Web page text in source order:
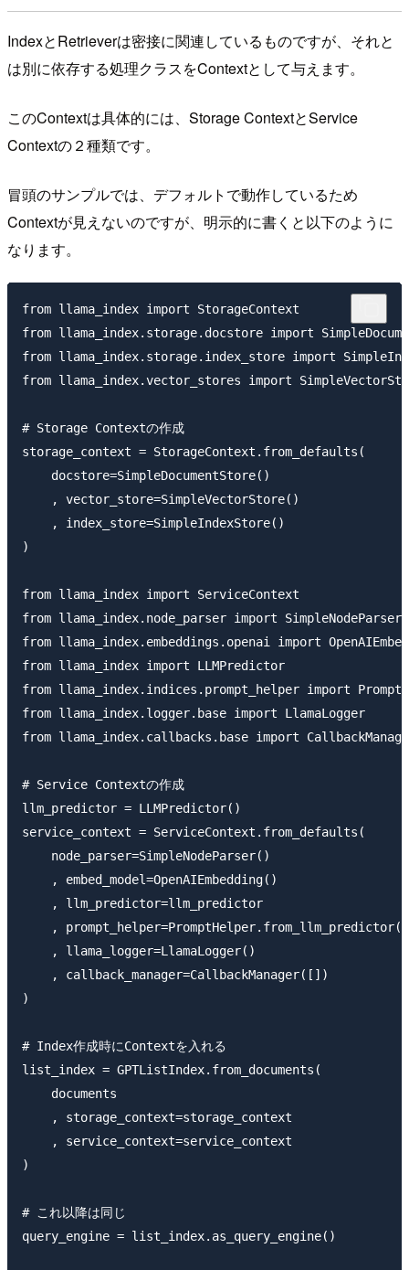
IndexとRetrieverは密接に関連しているものですが、それと
は別に依存する処理クラスをContextとして与えます。
このContextは具体的には、Storage ContextとService
Contextの２種類です。
冒頭のサンプルでは、デフォルトで動作しているため
Contextが見えないのですが、明示的に書くと以下のように
なります。
from llama_index import StorageContext
from llama_index.storage.docstore import
from llama_index.storage.index_store import
from llama_index.vector_stores import
# Storage Contextの作成
storage_context = StorageContext.from_defaults(
    docstore=SimpleDocumentStore()
    , vector_store=SimpleVectorStore()
    , index_store=SimpleIndexStore()
)
from llama_index import ServiceContext
from llama_index.node_parser import SimpleNodeParser
from llama_index.embeddings.openai import
from llama_index import LLMPredictor
from llama_index.indices.prompt_helper import
from llama_index.logger.base import LlamaLogger
from llama_index.callbacks.base import
# Service Contextの作成
llm_predictor = LLMPredictor()
service_context = ServiceContext.from_defaults(
    node_parser=SimpleNodeParser()
    , embed_model=OpenAIEmbedding()
    , llm_predictor=llm_predictor
,
    , llama_logger=LlamaLogger()
    , callback_manager=CallbackManager([])
)
# Index作成時にContextを入れる
list_index = GPTListIndex.from_documents(
    documents
    , storage_context=storage_context
    , service_context=service_context
)
# これ以降は同じ
query_engine = list_index.as_query_engine()